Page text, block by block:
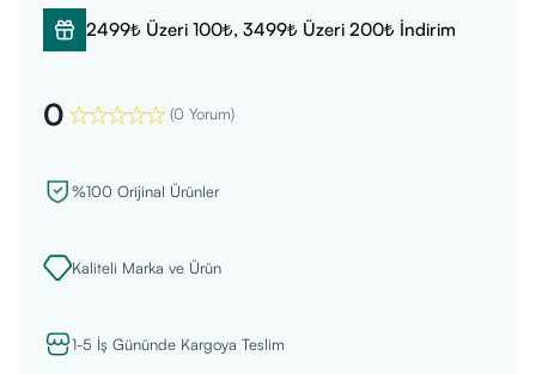
Nasıl Kullanılır?
Güneşe çıkmadan 20 dakika önce, temiz ve kuru cilde
Göz çevresinden uzak tutulmalıdır.
için 2-3 saatte bir tekrarlanması önerilebilir.
eşitlemek isteyen herkes tercih edebilir.
18 yaş ve üzeri yetişkinler tarafından kullanılabilir.
2499₺ Üzeri 100₺, 3499₺ Üzeri 200₺ İndirim
0 (0 Yorum)
%100 Orijinal Ürünler
Kaliteli Marka ve Ürün
1-5 İş Gününde Kargoya Teslim